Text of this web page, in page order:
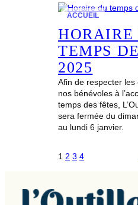
ACCUEIL
HORAIRE
TEMPS
2025
Afin de respecter les
nos bénévoles à
temps des fêtes,
sera fermée du
au lundi 6 janvier.
1 2 3 4